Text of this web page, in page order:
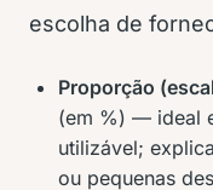
escolha de
Proporção
(em %) — ideal
utilizável;
ou pequenas